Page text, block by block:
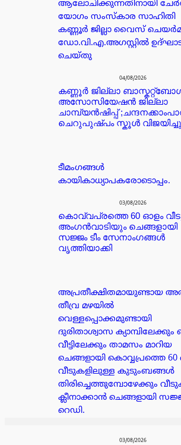
ആലോചിക്കുന്നതിനായി
യോഗം സംസ്കാര സാഹിതി
കണ്ണൂർ ജില്ലാ വൈസ്
ഡോ.വി.എ.അഗസ്റ്റിൽ
ചെയ്തു
04/08/2026
കണ്ണൂർ ജില്ലാ
അസോസിയേഷൻ ജില്ലാ
ചാമ്പ്യൻഷിപ്പ്
ചെറുപുഷ്പം സ്കൂൾ വിജയിച്ചു
ടീമംഗങ്ങൾ
കായികാധ്യാപകരോടൊപ്പം.
03/08/2026
കൊവ്വപ്രത്തെ 60 ഓളം
അംഗൻവാടിയും ചെങ്ങളായി
സജ്ജം ടീം സേനാംഗങ്ങൾ
വൃത്തിയാക്കി
അപ്രതീക്ഷിതമായുണ്ടായ
തീവ്ര മഴയിൽ
വെള്ളപ്പൊക്കമുണ്ടായി
ദുരിതാശ്വാസ
വീട്ടിലേക്കും താമസം മാറിയ
ചെങ്ങളായി കൊവ്വപ്രത്തെ 60
വീടുകളിലുള്ള കുടുംബങ്ങൾ
തിരിച്ചെത്തുമ്പോഴേക്കും
ക്ലീനാക്കാൻ ചെങ്ങളായി
റെഡി.
03/08/2026